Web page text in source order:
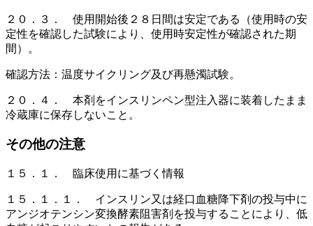
２０．３． 使用開始後２８日間は安定である（使用時の安
定性を確認した試験により、使用時安定性が確認された期
間）。
確認方法：温度サイクリング及び再懸濁試験。
２０．４． 本剤をインスリンペン型注入器に装着したまま
冷蔵庫に保存しないこと。
その他の注意
１５．１． 臨床使用に基づく情報
１５．１．１． インスリン又は経口血糖降下剤の投与中に
アンジオテンシン変換酵素阻害剤を投与することにより、低